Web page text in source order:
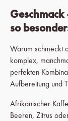
so
Warum schmeckt
komplex,
perfekten
Aufbereitung und
Afrikanischer
Beeren, Zitrus